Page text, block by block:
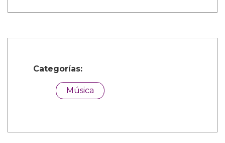
Categorías:
Música